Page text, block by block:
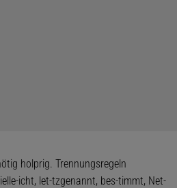
holprig. Trennungsregeln
icht, let-tzgenannt, bes-timmt, Net-